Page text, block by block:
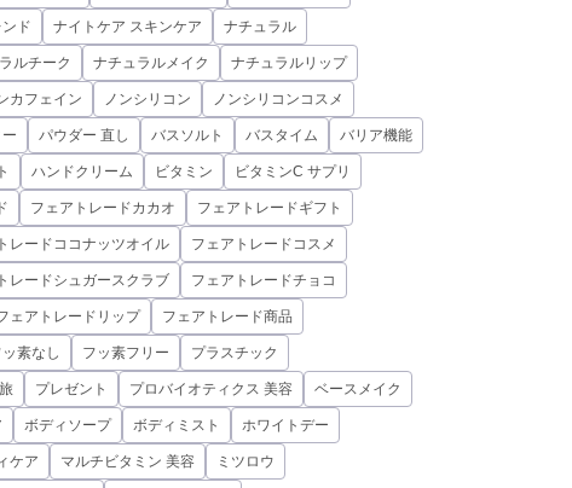
ンド ナイトケア スキンケア ナチュラル
ルチーク ナチュラルメイク ナチュラルリップ
カフェイン ノンシリコン ノンシリコンコスメ
パウダー 直し バスソルト バスタイム バリア機能
ハンドクリーム ビタミン ビタミンC サプリ
フェアトレードカカオ フェアトレードギフト
レードココナッツオイル フェアトレードコスメ
レードシュガースクラブ フェアトレードチョコ
ェアトレードリップ フェアトレード商品
ッ素なし フッ素フリー プラスチック
プレゼント プロバイオティクス 美容 ベースメイク
ボディソープ ボディミスト ホワイトデー
ケア マルチビタミン 美容 ミツロウ